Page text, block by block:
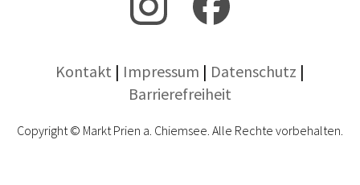
Kontakt | Impressum | Datenschutz |
Barrierefreiheit
Copyright © Markt Prien a. Chiemsee. Alle Rechte vorbehalten.